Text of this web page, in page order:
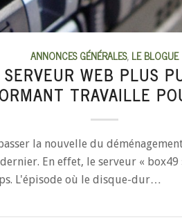
ANNONCES GÉNÉRALES, LE BLOGUE
WEB PLUS
TRAVAILLE
la nouvelle du
En effet, le serveur «
L'épisode où le disque-dur…